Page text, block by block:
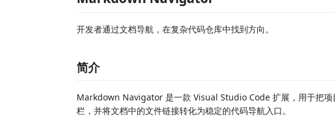
开发者通过文档导航，在复杂代码仓库中找到方向。
简介
Markdown Navigator 是一款 Visual Studio Code 扩展，用于把
栏，并将文档中的文件链接转化为稳定的代码导航入口。